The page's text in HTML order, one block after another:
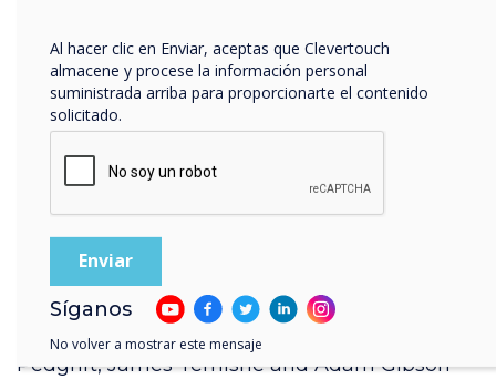
Clevertouch 2021 end of year review with Ross
Pedgrift, James Temishe and Adam Gibson
Al hacer clic en Enviar, aceptas que Clevertouch
almacene y procese la información personal
suministrada arriba para proporcionarte el contenido
solicitado.
Síganos
No volver a mostrar este mensaje